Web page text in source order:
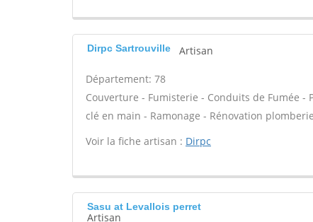
Dirpc Sartrouville Artisan
Département: 78
Couverture - Fumisterie - Conduits de Fumée
clé en main - Ramonage - Rénovation
Voir la fiche artisan : Dirpc
Sasu at Levallois perret
Artisan